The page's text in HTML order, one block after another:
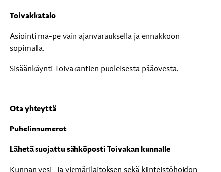
Toivakkatalo
Asiointi ma-pe vain ajanvarauksella ja ennakkoon
sopimalla.
Sisäänkäynti Toivakantien puoleisesta pääovesta.
Ota yhteyttä
Puhelinnumerot
Lähetä suojattu sähköposti Toivakan kunnalle
Kunnan vesi- ja viemärilaitoksen sekä kiinteistöhoidon